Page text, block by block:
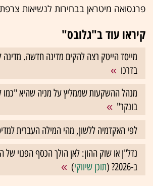
פרנסואה מיטראן בבחירות לנשיאות
קיראו עוד ב"גלובס"
מייסד הייטק רצה להקים מדינה חדשה. מדינה
בדרכו
מנהל ההשקעות שממליץ על מניה שהיא "כמו
בונקר"
לפי האקדמיה ללשון, מהי המילה העברית
נדל"ן או שוק ההון: לאן הולך הכסף הפנוי של
ב-2026? (
תוכן שיווקי)